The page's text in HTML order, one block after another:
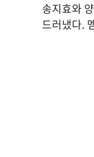
송지효와
드러냈다.